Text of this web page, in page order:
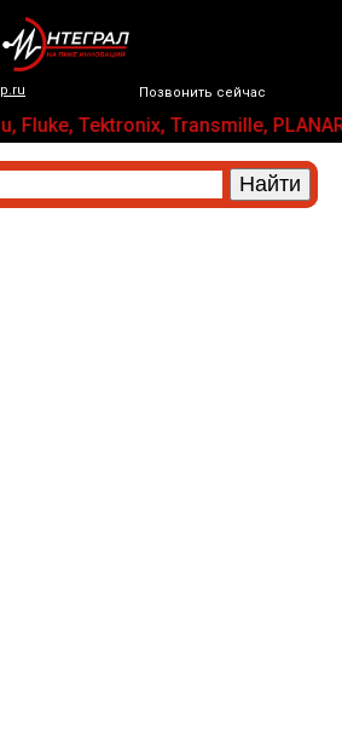
Позвонить сейчас
Tektronix, Transmille,